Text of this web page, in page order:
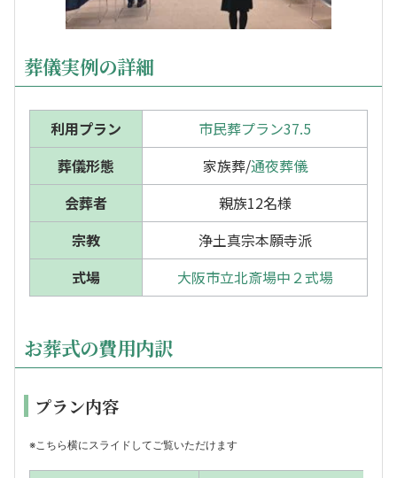
葬儀実例の詳細
利用プラン
市民葬プラン37.5
葬儀形態
家族葬/通夜葬儀
会葬者
親族12名様
宗教
浄土真宗本願寺派
式場
大阪市立北斎場中２式場
お葬式の費用内訳
プラン内容
※こちら横にスライドしてご覧いただけます